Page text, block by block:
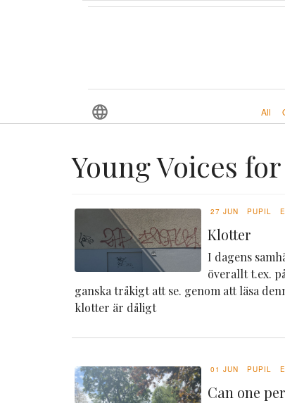
All
Young Voices
27 JUN PUPIL
Klotter
I dagens
överallt t.ex.
ganska tråkigt att se. genom att läsa
klotter är dåligt
01 JUN PUPIL
Can one